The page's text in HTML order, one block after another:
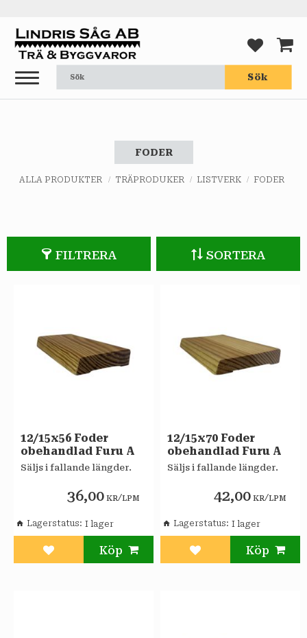
Meny
Sök
FODER
ALLA PRODUKTER TRÄPRODUKER LISTVERK FODER
FILTRERA SORTERA
12/15x56 Foder
obehandlad Furu A
Säljs i fallande längder.
36,00 KR/LPM
Lägg till i favoriter
Lagerstatus
12/15x70 Foder
obehandlad Furu A
Säljs i fallande längder.
42,00 KR/LPM
Lägg till i favoriter
Lagerstatus